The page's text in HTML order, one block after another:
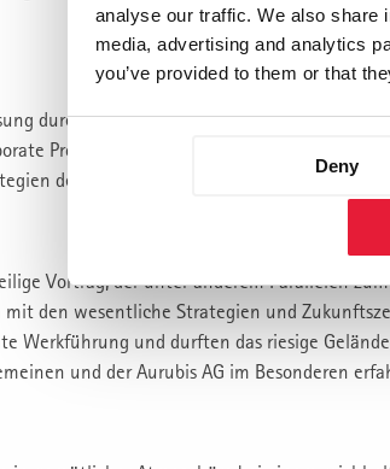
analyse our traffic. We also share
media, advertising and analytics
you’ve provided to them or that
Deny
durch den Präsidenten des Alumni-Clubs
Procurement, Herr Frank Osterhagen,
der Aurubis AG dar.
Vortrag, der unter anderem Parallelen
den wesentliche Strategien und
Werkführung und durften das riesige
und der Aurubis AG im Besonderen